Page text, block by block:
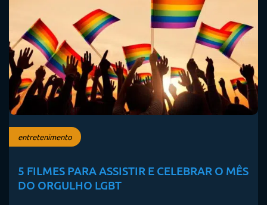
entretenimento
5 FILMES PARA ASSISTIR E CELEBRAR O MÊS
DO ORGULHO LGBT